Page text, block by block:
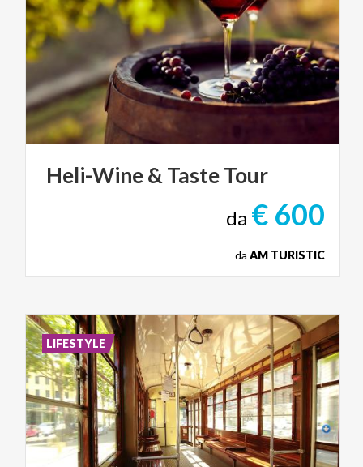
Heli-Wine& TasteTour
da € 600
da AM TURISTIC
LIFESTYLE